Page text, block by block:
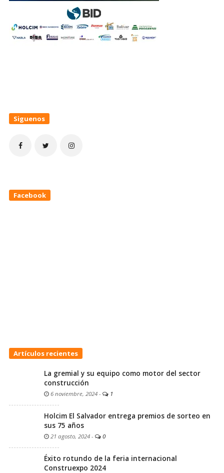
Siguenos
Facebook
Artículos recientes
La gremial y su equipo como motor del sector
construcción
6 noviembre, 2024 - 1
Holcim El Salvador entrega premios de sorteo en
sus 75 años
21 agosto, 2024 - 0
Éxito rotundo de la feria internacional
Construexpo 2024